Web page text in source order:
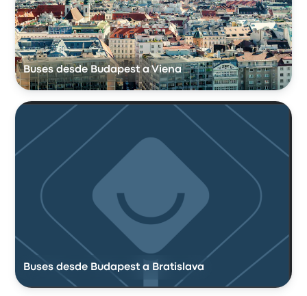
Buses desde Budapest a Viena
Buses desde Budapest a Bratislava